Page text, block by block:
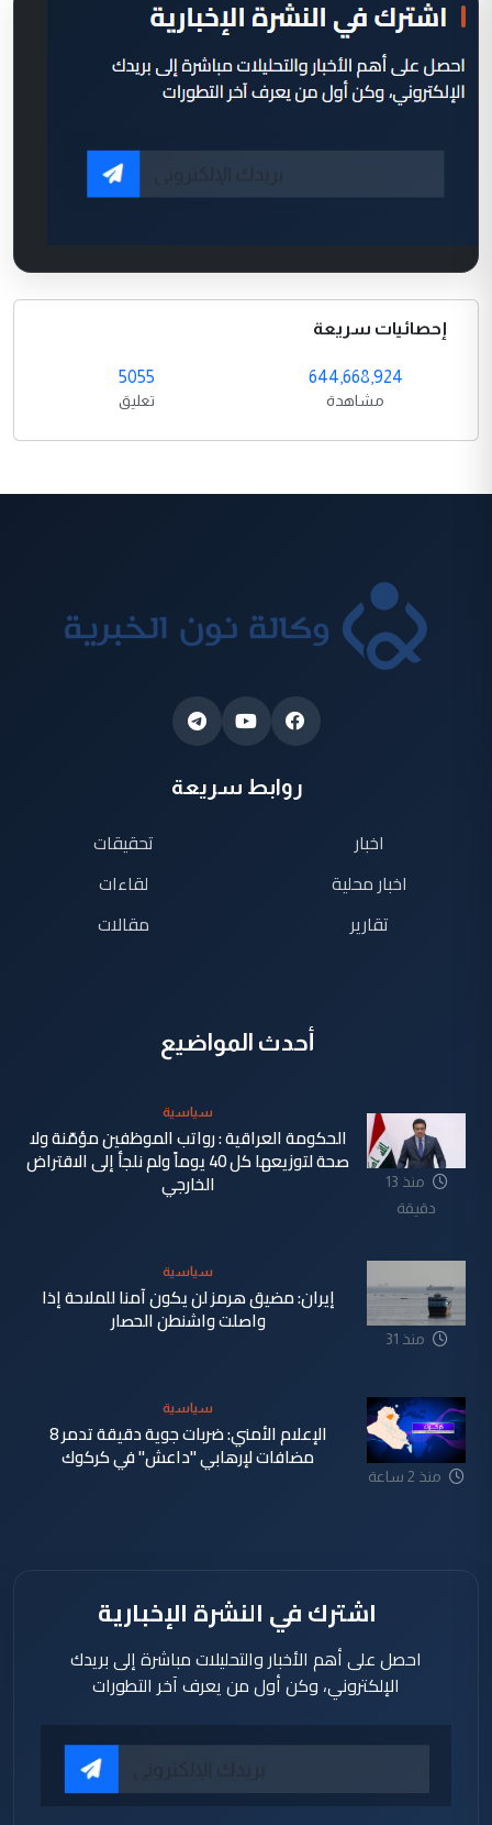
إحصائيات سريعة
644,668,924
مشاهدة
5055
تعليق
روابط سريعة
اخبار
اخبار محلية
تقارير
تحقيقات
لقاءات
مقالات
أحدث المواضيع
منذ 13
دقيقة
سياسية
الحكومة العراقية : رواتب الموظفين مؤمّنة ولا
صحة لتوزيعها كل 40 يوماً ولم نلجأ إلى الاقتراض
الخارجي
منذ 31
سياسية
إيران: مضيق هرمز لن يكون آمنا للملاحة إذا
واصلت واشنطن الحصار
منذ 2 ساعة
سياسية
الإعلام الأمني: ضربات جوية دقيقة تدمر 8
مضافات لإرهابي "داعش" في كركوك
اشترك في النشرة الإخبارية
احصل على أهم الأخبار والتحليلات مباشرة إلى بريدك
الإلكتروني، وكن أول من يعرف آخر التطورات